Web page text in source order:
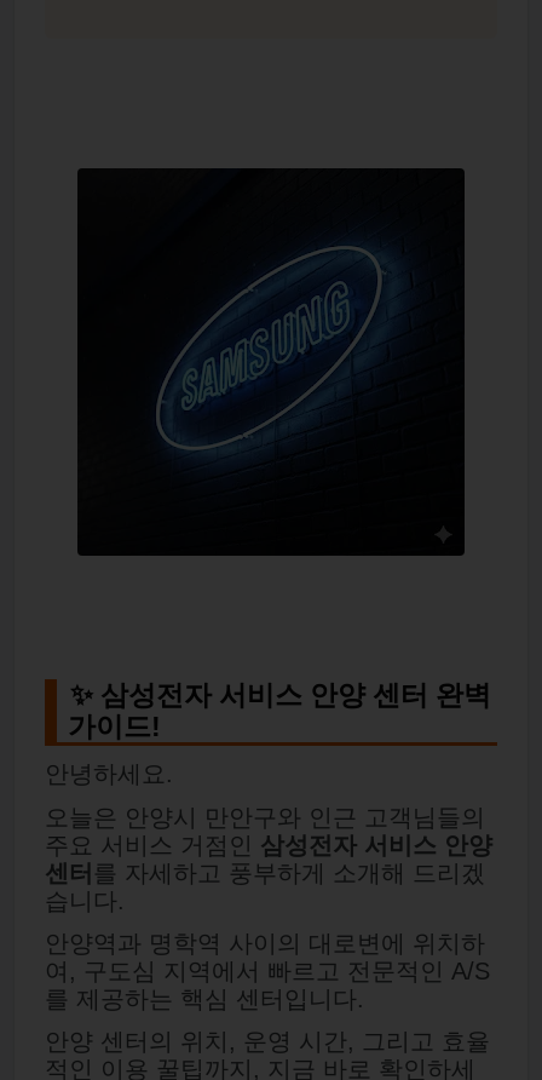
✨ 삼성전자 서비스 안양 센터 완벽
가이드!
안녕하세요.
오늘은 안양시 만안구와 인근 고객님들의
주요 서비스 거점인 삼성전자 서비스 안양
센터 를 자세하고 풍부하게 소개해 드리겠
습니다.
안양역과 명학역 사이의 대로변에 위치하
여, 구도심 지역에서 빠르고 전문적인 A/S
를 제공하는 핵심 센터입니다.
안양 센터의 위치, 운영 시간, 그리고 효율
적인 이용 꿀팁까지, 지금 바로 확인하세